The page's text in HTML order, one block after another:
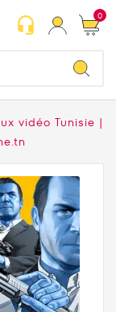
headset_mic 0
vidéo Tunisie |